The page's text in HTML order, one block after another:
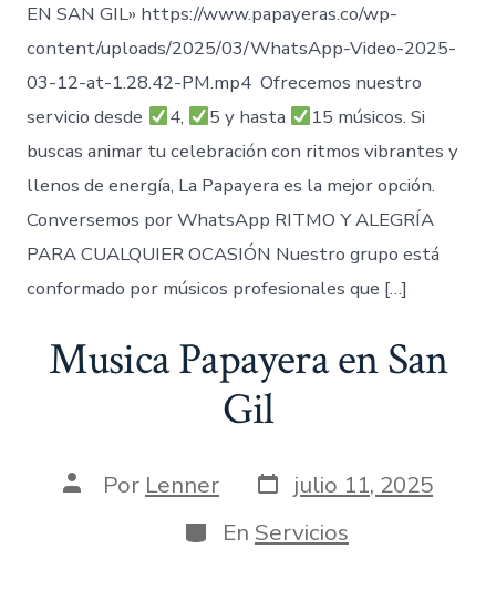
EN SAN GIL» https://www.papayeras.co/wp-
content/uploads/2025/03/WhatsApp-Video-2025-
03-12-at-1.28.42-PM.mp4 Ofrecemos nuestro
servicio desde
4, 5 y hasta
15 músicos. Si
buscas animar tu celebración con ritmos vibrantes y
llenos de energía, La Papayera es la mejor opción.
Conversemos por WhatsApp RITMO Y ALEGRÍA
PARA CUALQUIER OCASIÓN Nuestro grupo está
conformado por músicos profesionales que […]
Musica Papayera en San
Gil
AutorPor Lenner Fecha
de
publicación
julio 11, 2025
Categorías
En Servicios